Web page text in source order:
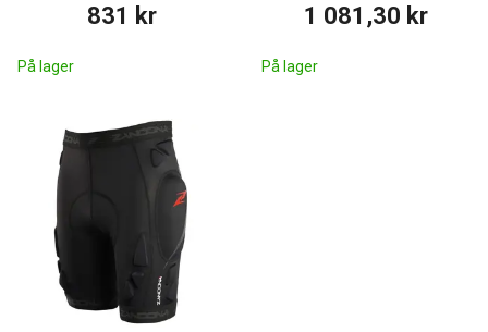
831 kr
På lager
1 081,30 kr
På lager